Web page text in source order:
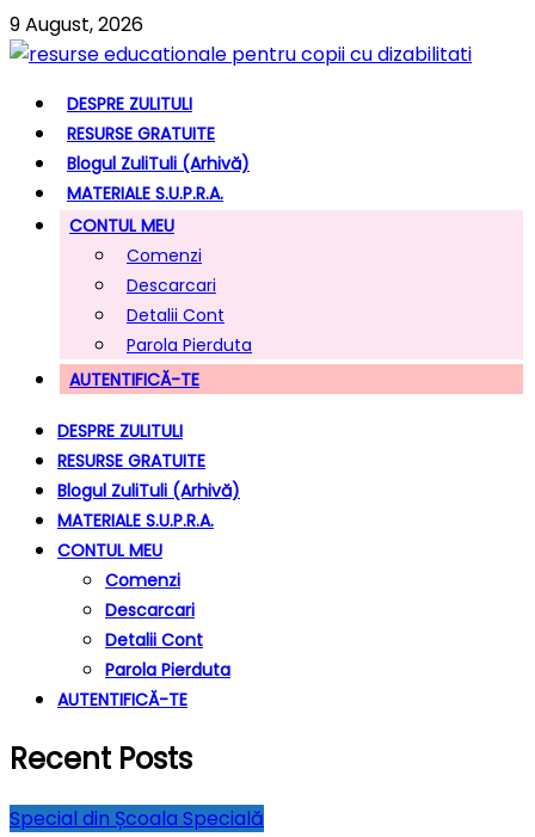
9 August, 2026
DESPRE ZULITULI
RESURSE GRATUITE
Blogul ZuliTuli (arhivă)
MATERIALE S.U.P.R.A.
CONTUL MEU
Comenzi
Descarcari
Detalii Cont
Parola Pierduta
AUTENTIFICĂ-TE
DESPRE ZULITULI
RESURSE GRATUITE
Blogul ZuliTuli (arhivă)
MATERIALE S.U.P.R.A.
CONTUL MEU
Comenzi
Descarcari
Detalii Cont
Parola Pierduta
AUTENTIFICĂ-TE
Recent Posts
Special din Școala Specială